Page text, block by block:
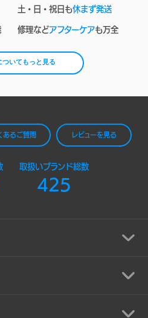
土・日・祝日も休まず発送
修理などアフターケアも万全
ついてもっと見る
あるご質問 レビューを見る
取扱いブランド総数
425